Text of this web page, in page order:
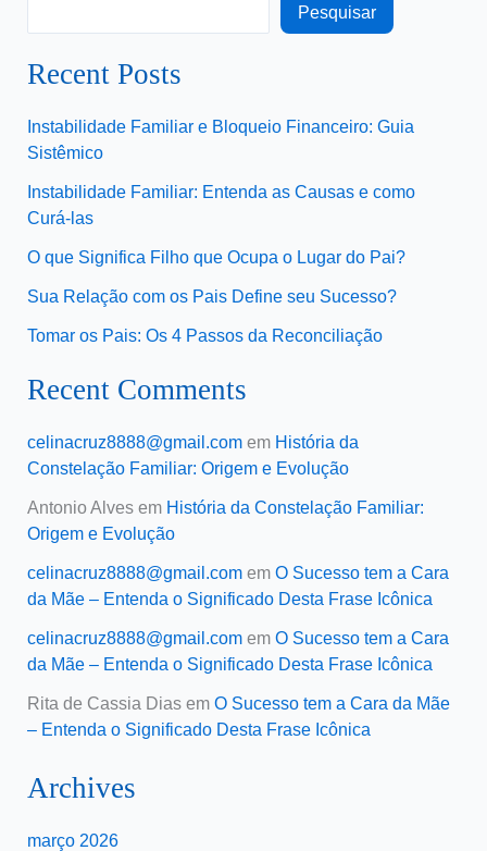
Pesquisar
Recent Posts
Instabilidade Familiar e Bloqueio Financeiro: Guia
Sistêmico
Instabilidade Familiar: Entenda as Causas e como
Curá-las
O que Significa Filho que Ocupa o Lugar do Pai?
Sua Relação com os Pais Define seu Sucesso?
Tomar os Pais: Os 4 Passos da Reconciliação
Recent Comments
celinacruz8888@gmail.comem História da
Constelação Familiar: Origem e Evolução
Antonio Alvesem História da Constelação Familiar:
Origem e Evolução
celinacruz8888@gmail.comem O Sucesso tem a Cara
da Mãe – Entenda o Significado Desta Frase Icônica
celinacruz8888@gmail.comem O Sucesso tem a Cara
da Mãe – Entenda o Significado Desta Frase Icônica
Rita de Cassia Diasem O Sucesso tem a Cara da Mãe
– Entenda o Significado Desta Frase Icônica
Archives
março 2026